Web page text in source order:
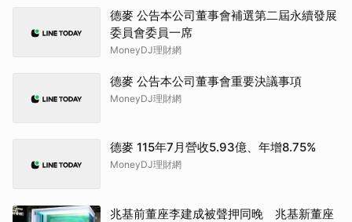
德麥 公告本公司董事會補選第二屆永續發展
委員會委員一席
MoneyDJ理財網
德麥 公告本公司董事會重要決議事項
MoneyDJ理財網
德麥 115年7月營收5.93億、年增8.75%
MoneyDJ理財網
兆基前董座李建成被聲押同晚 兆基新董座